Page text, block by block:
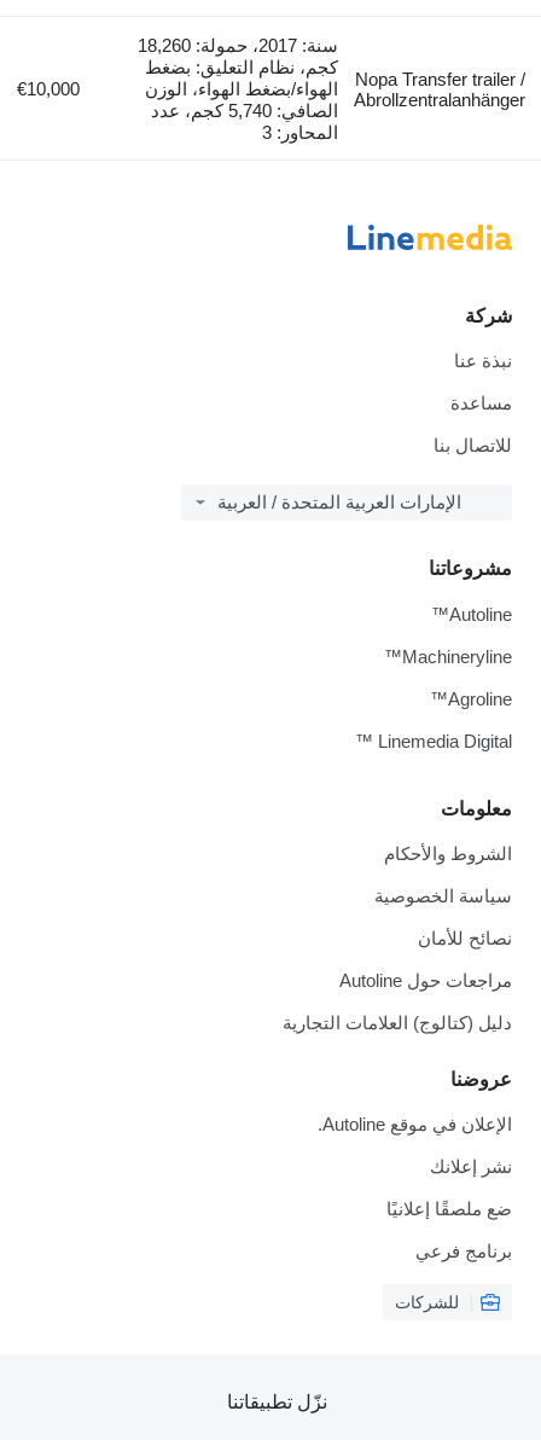
Nopa Transfer trailer /
Abrollzentralanhänger
سنة: 2017، حمولة: 18,260
كجم، نظام التعليق: بضغط
الهواء/بضغط الهواء، الوزن
الصافي: 5,740 كجم، عدد
المحاور: 3
€10,000
شركة
نبذة عنا
مساعدة
للاتصال بنا
الإمارات العربية المتحدة / العربية
معلومات
الشروط والأحكام
سياسة الخصوصية
نصائح للأمان
مراجعات حول Autoline
دليل (كتالوج) العلامات التجارية
عروضنا
الإعلان في موقع Autoline.
نشر إعلانك
ضع ملصقًا إعلانيًا
برنامج فرعي
للشركات
مشروعاتنا
Autoline™
Machineryline™
Agroline™
Linemedia Digital ™
نزّل تطبيقاتنا